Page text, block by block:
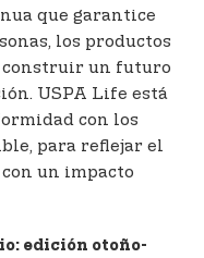
que garantice
los productos
construir un futuro
USPA Life está
con los
para reflejar el
con un impacto
edición otoño-